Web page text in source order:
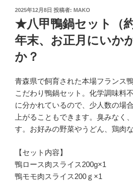
投
日:
2025年12月8日 投稿者: MAKO
★八甲鴨鍋セット（約
年末、お正月にいか
か？
青森県で飼育された本場フランス
こだわり鴨鍋セット。化学調味料
に分かれているので、少人数の場
上がることもできます。臭みなく
す。お好みの野菜やうどん、鶏肉
【セット内容】
鴨ロース肉スライス200g×1
鴨モモ肉スライス200ｇ×1